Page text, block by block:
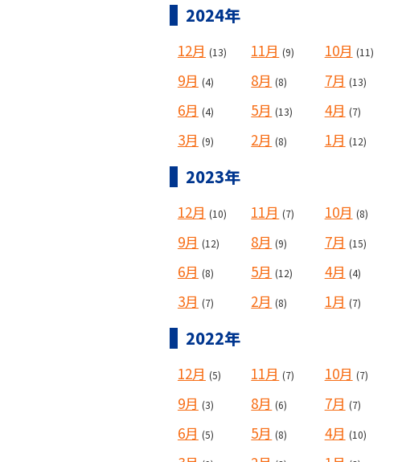
2024年
12月 (13) 11月 (9) 10月 (11)
9月 (4) 8月 (8) 7月 (13)
6月 (4) 5月 (13) 4月 (7)
3月 (9) 2月 (8) 1月 (12)
2023年
12月 (10) 11月 (7) 10月 (8)
9月 (12) 8月 (9) 7月 (15)
6月 (8) 5月 (12) 4月 (4)
3月 (7) 2月 (8) 1月 (7)
2022年
12月 (5) 11月 (7) 10月 (7)
9月 (3) 8月 (6) 7月 (7)
6月 (5) 5月 (8) 4月 (10)